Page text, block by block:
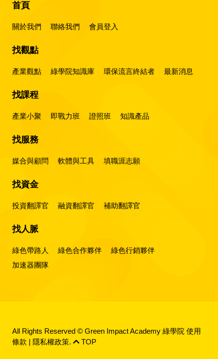
首頁
關於我們 聯絡我們 會員登入
找觀點
產業觀點 綠學院知識庫 環保流言終結者 最新消息
找課程
產業小聚 即戰力班 證照班 知識產品
找服務
媒合與顧問 軟體與工具 填職涯志願
找資金
投資翻譯官 融資翻譯官 補助翻譯官
找人脈
綠色帶路人 綠色合作夥伴
綠色行銷夥伴
加速器團隊
All Rights Reserved © Green Impact Academy 綠學院 使用
條款 | 隱私權政策. TOP